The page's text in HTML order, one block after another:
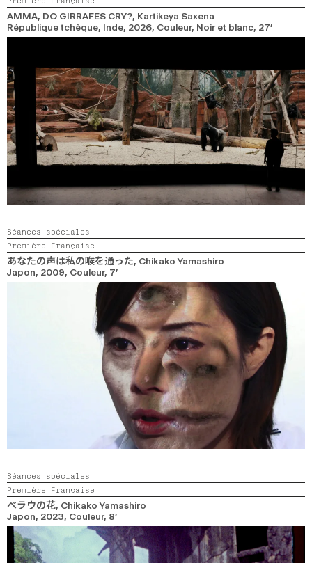
AMMA, DO GIRRAFES CRY?, Kartikeya Saxena
République tchèque, Inde, 2026, Couleur, Noir et blanc, 27’
Séances spéciales
Première Française
あなたの声は私の喉を通った, Chikako Yamashiro
Japon, 2009, Couleur, 7’
Séances spéciales
Première Française
ベラウの花, Chikako Yamashiro
Japon, 2023, Couleur, 8’